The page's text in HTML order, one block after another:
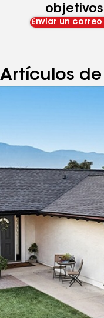
Enviar un
Artículos